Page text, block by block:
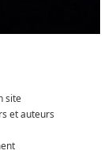
site
et auteurs